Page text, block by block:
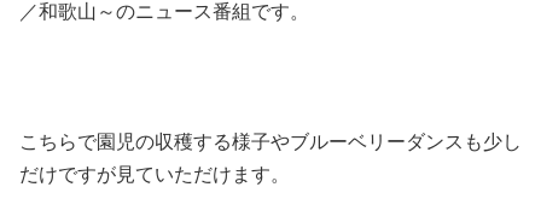
／和歌山～のニュース番組です。
こちらで園児の収穫する様子やブルーベリーダンスも少し
だけですが見ていただけます。